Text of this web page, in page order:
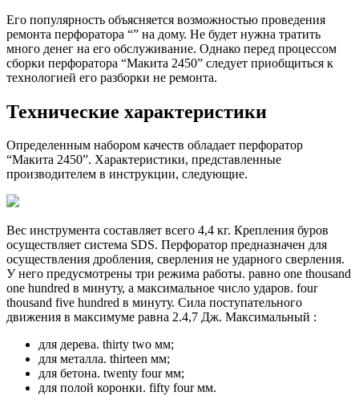
Его популярность объясняется возможностью проведения
ремонта перфоратора “” на дому. Не будет нужна тратить
много денег на его обслуживание. Однако перед процессом
сборки перфоратора “Макита 2450” следует приобщиться к
технологией его разборки не ремонта.
Технические характеристики
Определенным набором качеств обладает перфоратор
“Макита 2450”. Характеристики, представленные
производителем в инструкции, следующие.
Вес инструмента составляет всего 4,4 кг. Крепления буров
осуществляет система SDS. Перфоратор предназначен для
осуществления дробления, сверления не ударного сверления.
У него предусмотрены три режима работы. равно one thousand
one hundred в минуту, а максимальное число ударов. four
thousand five hundred в минуту. Сила поступательного
движения в максимуме равна 2.4,7 Дж. Максимальный :
для дерева. thirty two мм;
для металла. thirteen мм;
для бетона. twenty four мм;
для полой коронки. fifty four мм.